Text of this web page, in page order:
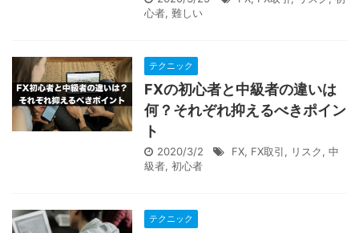
心者, 難しい
テクニック
FXの初心者と中級者の違いは
何？それぞれ抑えるべきポイン
ト
2020/3/2 FX, FX取引, リスク, 中
級者, 初心者
テクニック